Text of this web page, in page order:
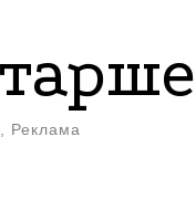
Реклама